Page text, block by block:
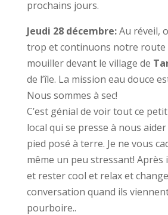
prochains jours.
Jeudi 28 décembre:Au réveil,
trop et continuons notre
mouiller devant le village de
de l’île. La mission eau douce
Nous sommes à sec!
C’est génial de voir tout ce
local qui se presse à nous
pied posé à terre. Je ne vous
même un peu stressant!
et rester cool et relax et
conversation quand ils
pourboire..